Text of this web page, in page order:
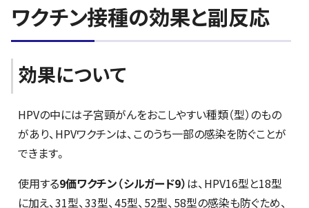
ワクチン接種の効果と副反応
効果について
HPVの中には子宮頸がんをおこしやすい種類（型）のもの
があり、HPVワクチンは、このうち一部の感染を防ぐことが
できます。
使用する9価ワクチン（シルガード9）は、HPV16型と18型
に加え、31型、33型、45型、52型、58型の感染も防ぐため、